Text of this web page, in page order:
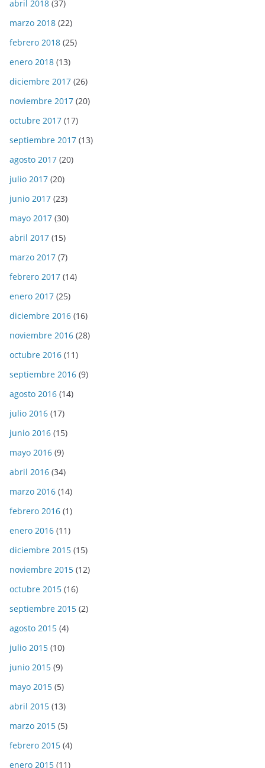
abril 2018 (37)
marzo 2018 (22)
febrero 2018 (25)
enero 2018 (13)
diciembre 2017 (26)
noviembre 2017 (20)
octubre 2017 (17)
septiembre 2017 (13)
agosto 2017 (20)
julio 2017 (20)
junio 2017 (23)
mayo 2017 (30)
abril 2017 (15)
marzo 2017 (7)
febrero 2017 (14)
enero 2017 (25)
diciembre 2016 (16)
noviembre 2016 (28)
octubre 2016 (11)
septiembre 2016 (9)
agosto 2016 (14)
julio 2016 (17)
junio 2016 (15)
mayo 2016 (9)
abril 2016 (34)
marzo 2016 (14)
febrero 2016 (1)
enero 2016 (11)
diciembre 2015 (15)
noviembre 2015 (12)
octubre 2015 (16)
septiembre 2015 (2)
agosto 2015 (4)
julio 2015 (10)
junio 2015 (9)
mayo 2015 (5)
abril 2015 (13)
marzo 2015 (5)
febrero 2015 (4)
enero 2015 (11)